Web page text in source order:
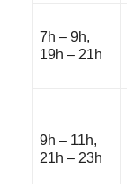
7h – 9h,
19h – 21h
9h – 11h,
21h – 23h